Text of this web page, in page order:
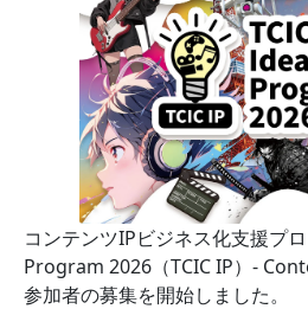
コンテンツIPビジネス化支援プ
Program 2026（TCIC IP）-
参加者の募集を開始しました。